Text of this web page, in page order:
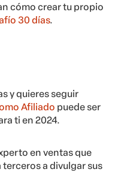
cómo crear tu propio
30 días.
y quieres seguir
Afiliado puede ser
ti en 2024.
en ventas que
a divulgar sus